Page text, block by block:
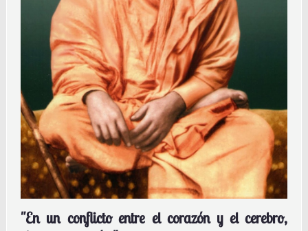
"En un conflicto entre el corazón y el cerebro,